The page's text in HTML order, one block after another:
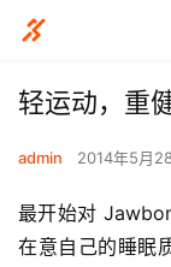
轻运动，重
admin 2014年5月
最开始对
在意自己的睡眠